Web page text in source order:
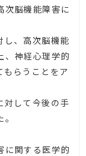
次脳機能障害に
し、高次脳機能
、神経心理学的
らうことをア
対して今後の手
に関する医学的